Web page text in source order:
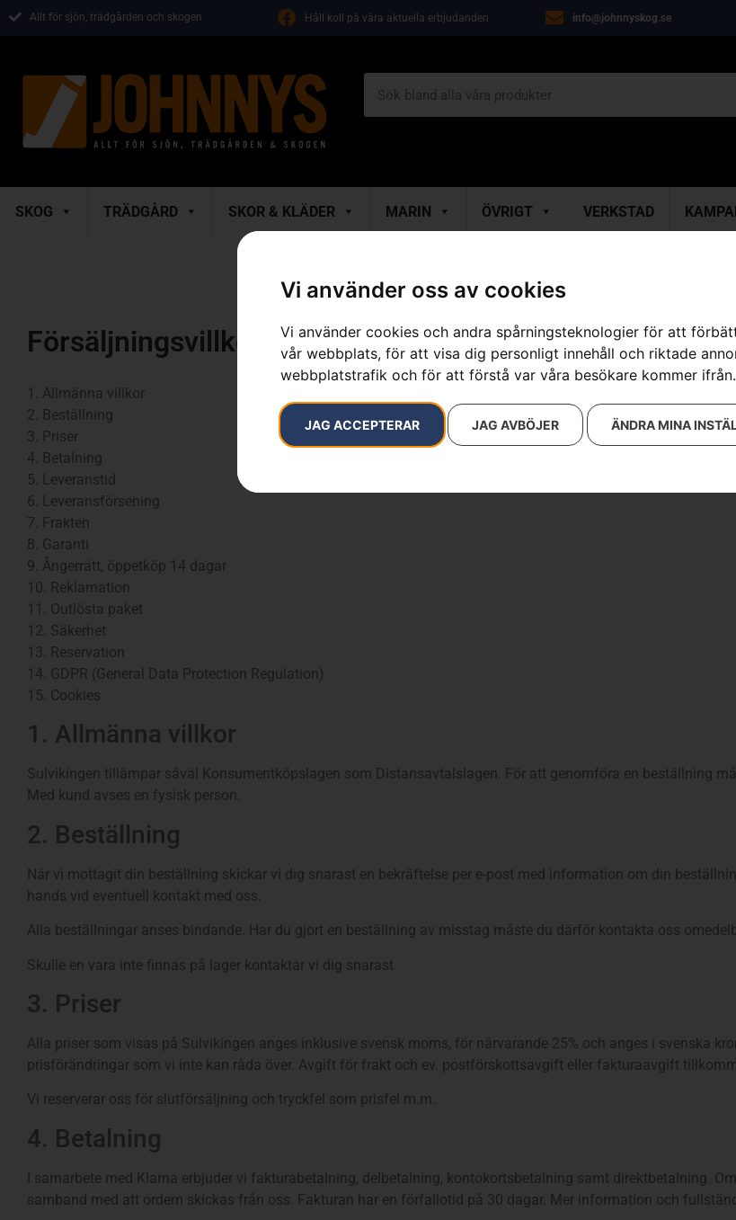
Vi använder oss av cookies
Vi använder cookies och andra spårningsteknologier för att
vår webbplats, för att visa dig personligt innehåll och riktade
webbplatstrafik och för att förstå var våra besökare kommer ifrån.
JAG ACCEPTERAR JAG AVBÖJER ÄNDRA MINA
Allt för sjön, trädgården och skogen Håll koll på våra aktuella erbjudanden info@johnnyskog.se
SKOG TRÄDGÅRD SKOR & KLÄDER MARIN ÖVRIGT VERKSTAD
Försäljningsvillkor
1. Allmänna villkor
2. Beställning
3. Priser
4. Betalning
5. Leveranstid
6. Leveransförsening
7. Frakten
8. Garanti
9. Ångerrätt, öppetköp 14 dagar
10. Reklamation
11. Outlösta paket
12. Säkerhet
13. Reservation
14. GDPR (General Data Protection Regulation)
15. Cookies
1. Allmänna villkor
Sulvikingen tillämpar såväl Konsumentköpslagen som Distansavtalslagen. För att genomföra en beställning
Med kund avses en fysisk person.
2. Beställning
När vi mottagit din beställning skickar vi dig snarast en bekräftelse per e-post med information om din
hands vid eventuell kontakt med oss.
Alla beställningar anses bindande. Har du gjort en beställning av misstag måste du därför kontakta oss
Skulle en vara inte finnas på lager kontaktar vi dig snarast.
3. Priser
Alla priser som visas på Sulvikingen anges inklusive svensk moms, för närvarande 25% och anges i svenska
prisförändringar som vi inte kan råda över. Avgift för frakt och ev. postförskottsavgift eller fakturaavgift
Vi reserverar oss för slutförsäljning och tryckfel som prisfel m.m.
4. Betalning
I samarbete med Klarna erbjuder vi fakturabetalning, delbetalning, kontokortsbetalning samt direktbetalning.
samband med att ordern skickas från oss. Fakturan har en förfallotid på 30 dagar. Mer information och